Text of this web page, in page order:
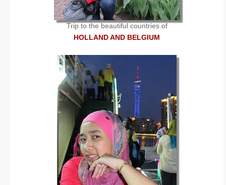
Trip to the beautiful countries of
HOLLAND AND BELGIUM